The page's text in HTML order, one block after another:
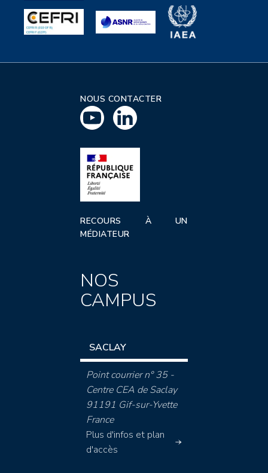
NOUS CONTACTER
RECOURS À UN
MÉDIATEUR
NOS
CAMPUS
SACLAY
Point courrier n° 35 -
Centre CEA de Saclay
91191 Gif-sur-Yvette
France
Plus d'infos et plan
d'accès